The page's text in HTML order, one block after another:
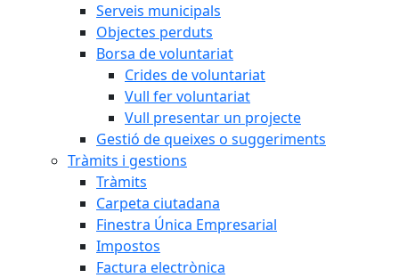
Serveis municipals
Objectes perduts
Borsa de voluntariat
Crides de voluntariat
Vull fer voluntariat
Vull presentar un projecte
Gestió de queixes o suggeriments
Tràmits i gestions
Tràmits
Carpeta ciutadana
Finestra Única Empresarial
Impostos
Factura electrònica